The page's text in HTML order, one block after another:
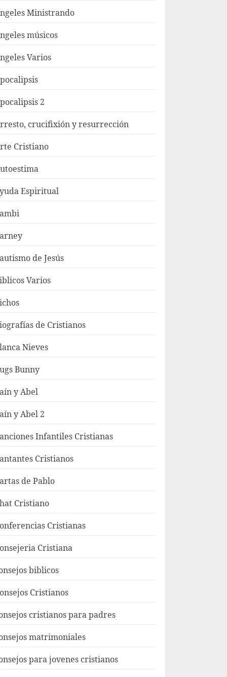
Ministrando
músicos
Varios
2
crucifixión y resurrección
Cristiano
Espiritual
de Jesús
Varios
de Cristianos
Nieves
Bunny
y Abel
y Abel 2
Infantiles Cristianas
Cristianos
de Pablo
Cristiano
Cristianas
Cristiana
biblicos
Cristianos
cristianos para padres
matrimoniales
para jovenes cristianos